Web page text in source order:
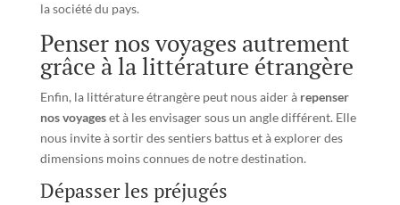
la société du pays.
Penser nos voyages autrement
grâce à la littérature étrangère
Enfin, la littérature étrangère peut nous aider à repenser
nos voyageset à les envisager sous un angle différent. Elle
nous invite à sortir des sentiers battus et à explorer des
dimensions moins connues de notre destination.
Dépasser les préjugés